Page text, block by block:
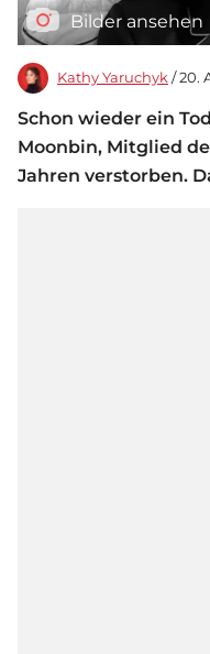
Bilder ansehen
Kathy Yaruchyk / 20.
Schon wieder ein
Moonbin, Mitglied
Jahren verstorben.